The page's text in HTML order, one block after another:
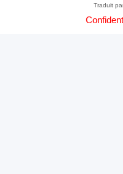
Traduit